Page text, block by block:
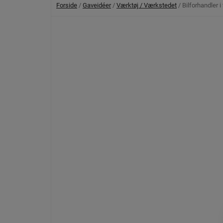
Forside /Gaveidéer /Værktøj / Værkstedet / Bilforhandler